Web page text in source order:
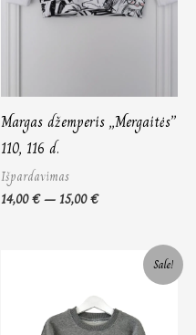
Margas džemperis „Mergaitės”
110, 116 d.
Išpardavimas
14,00€–15,00€
Sale!
24,00 €.18,00 €.